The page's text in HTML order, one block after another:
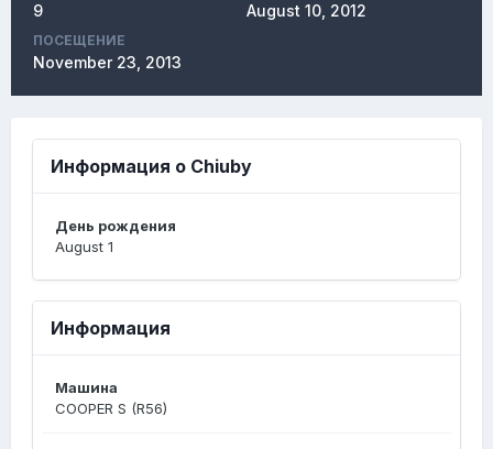
9 August 10, 2012
ПОСЕЩЕНИЕ
November 23, 2013
Информация о Chiuby
День рождения
August 1
Информация
Машина
COOPER S (R56)